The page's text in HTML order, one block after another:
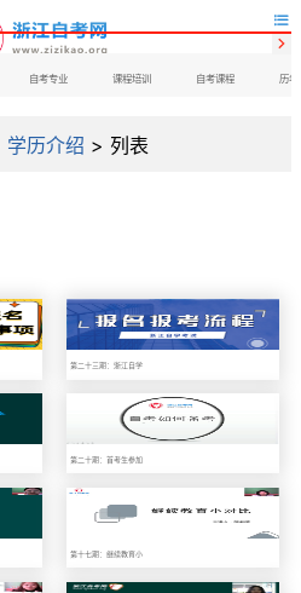

自考专业 课程培训 自考课程 历年

学历介绍 > 列表
第二十三期：浙江自学
第二十期：首考生参加
第十七期：继续教育小